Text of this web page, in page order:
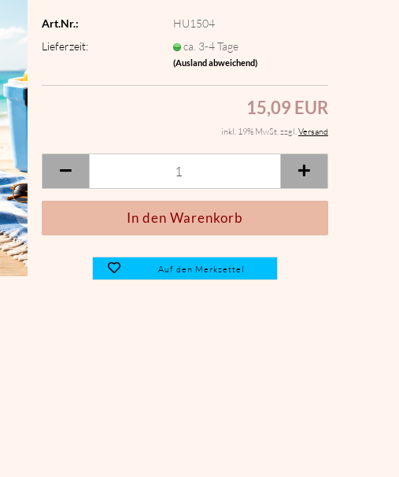
Art.Nr.:
HU1504
Lieferzeit:
ca. 3-4 Tage
(Ausland abweichend)
15,09 EUR
inkl. 19% MwSt. zzgl.Versand
Auf den Merkzettel